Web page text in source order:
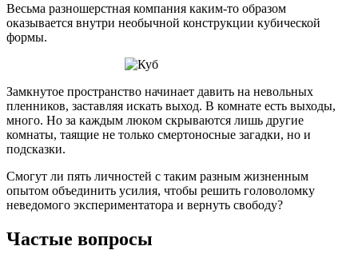
Весьма разношерстная компания каким-то образом
оказывается внутри необычной конструкции кубической
формы.
Замкнутое пространство начинает давить на невольных
пленников, заставляя искать выход. В комнате есть выходы,
много. Но за каждым люком скрываются лишь другие
комнаты, таящие не только смертоносные загадки, но и
подсказки.
Смогут ли пять личностей с таким разным жизненным
опытом объединить усилия, чтобы решить головоломку
неведомого экспериментатора и вернуть свободу?
Частые вопросы